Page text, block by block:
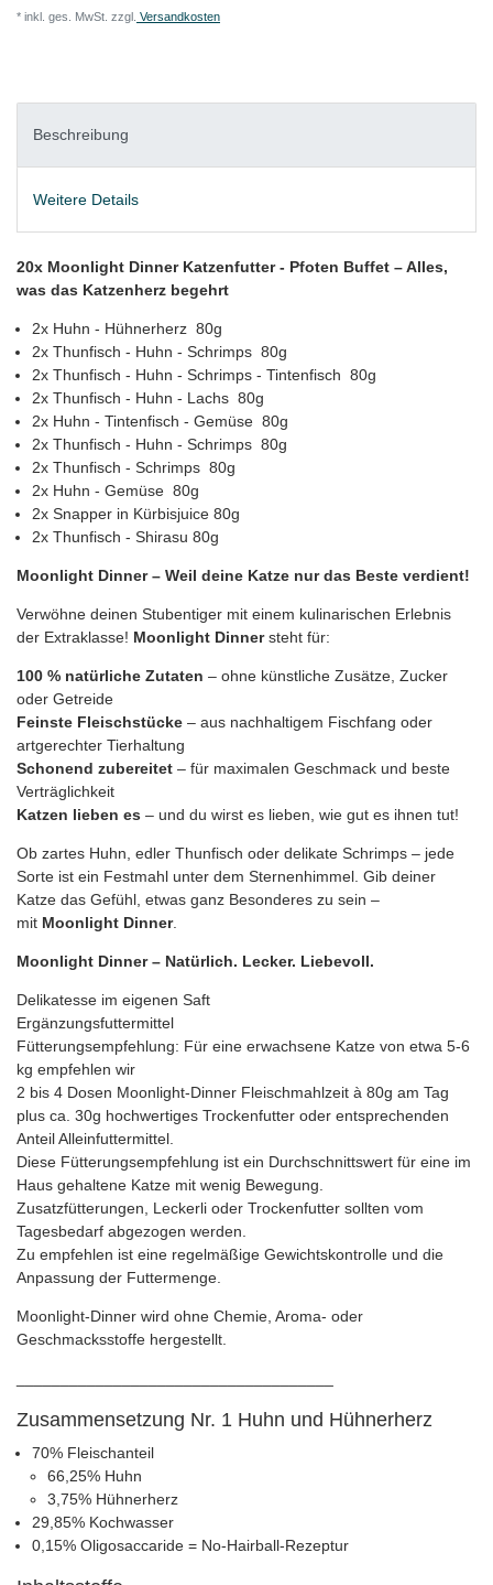
* inkl. ges. MwSt. zzgl. Versandkosten
Beschreibung
Weitere Details
20x Moonlight Dinner Katzenfutter - Pfoten Buffet – Alles,
was das Katzenherz begehrt
2x Huhn - Hühnerherz 80g
2x Thunfisch - Huhn - Schrimps 80g
2x Thunfisch - Huhn - Schrimps - Tintenfisch 80g
2x Thunfisch - Huhn - Lachs 80g
2x Huhn - Tintenfisch - Gemüse 80g
2x Thunfisch - Huhn - Schrimps 80g
2x Thunfisch - Schrimps 80g
2x Huhn - Gemüse 80g
2x Snapper in Kürbisjuice 80g
2x Thunfisch - Shirasu 80g
Moonlight Dinner – Weil deine Katze nur das Beste verdient!
Verwöhne deinen Stubentiger mit einem kulinarischen Erlebnis
der Extraklasse! Moonlight Dinnersteht für:
100 % natürliche Zutaten – ohne künstliche Zusätze, Zucker
oder Getreide
Feinste Fleischstücke – aus nachhaltigem Fischfang oder
artgerechter Tierhaltung
Schonend zubereitet – für maximalen Geschmack und beste
Verträglichkeit
Katzen lieben es – und du wirst es lieben, wie gut es ihnen tut!
Ob zartes Huhn, edler Thunfisch oder delikate Schrimps – jede
Sorte ist ein Festmahl unter dem Sternenhimmel. Gib deiner
Katze das Gefühl, etwas ganz Besonderes zu sein –
mit Moonlight Dinner.
Moonlight Dinner – Natürlich. Lecker. Liebevoll.
Delikatesse im eigenen Saft
​Ergänzungsfuttermittel
Fütterungsempfehlung: Für eine erwachsene Katze von etwa 5-6
kg empfehlen wir
2 bis 4 Dosen Moonlight-Dinner Fleischmahlzeit à 80g am Tag
plus ca. 30g hochwertiges Trockenfutter oder entsprechenden
Anteil Alleinfuttermittel.
Diese Fütterungsempfehlung ist ein Durchschnittswert für eine im
Haus gehaltene Katze mit wenig Bewegung.
Zusatzfütterungen, Leckerli oder Trockenfutter sollten vom
Tagesbedarf abgezogen werden.
Zu empfehlen ist eine regelmäßige Gewichtskontrolle und die
Anpassung der Futtermenge.
Moonlight-Dinner wird ohne Chemie, Aroma- oder
Geschmacksstoffe hergestellt.
Zusammensetzung Nr. 1 Huhn und Hühnerherz
70% Fleischanteil
66,25% Huhn
3,75% Hühnerherz
29,85% Kochwasser
0,15% Oligosaccaride = No-Hairball-Rezeptur